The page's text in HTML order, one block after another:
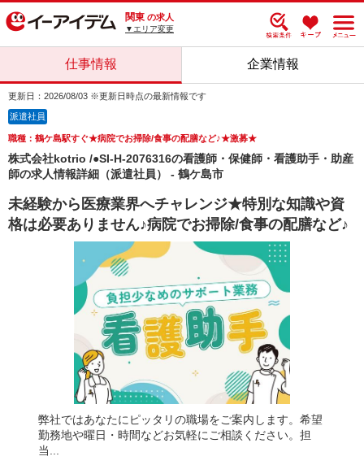
関東 の求人
▼エリア変更
仕事情報 企業情報
更新日：2026/08/03 ※更新日時点の最新情報です
派遣社員
職種：鶴ケ島駅すぐ★病院でお掃除/食事の配膳など♪★激募★
株式会社kotrio /●SI-H-2076316の看護師・保健師・看護助手・助産
師の求人情報詳細（派遣社員） - 鶴ケ島市
未経験から医療業界へチャレンジ★特別な知識や資
格は必要ありません♪病院でお掃除/食事の配膳など♪
弊社ではあなたにピッタリの職場をご案内します。希望
勤務地や曜日・時間などお気軽にご相談ください。担
当...